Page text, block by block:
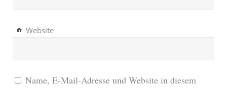
Website
Name, E-Mail-Adresse und Website in diesem